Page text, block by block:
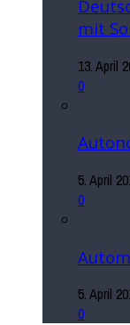
mit
13. April
0
5. April
0
5. April
0